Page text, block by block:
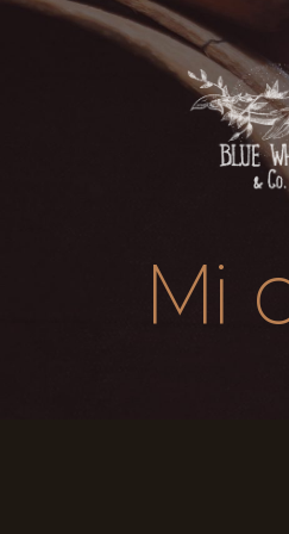
Mi